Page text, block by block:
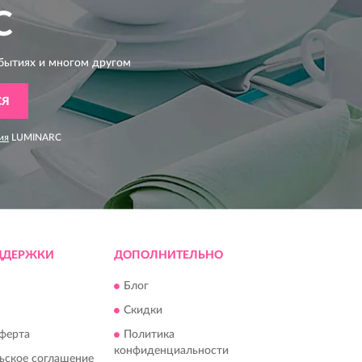
и многом другом
LUMINARC
соглашение
ДОПОЛНИТЕЛЬНО
Блог
Скидки
Политика
конфиденциальности